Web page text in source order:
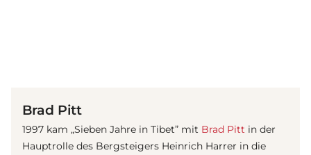
Brad Pitt
1997 kam „Sieben Jahre in Tibet” mit Brad Pitt in der
Hauptrolle des Bergsteigers Heinrich Harrer in die